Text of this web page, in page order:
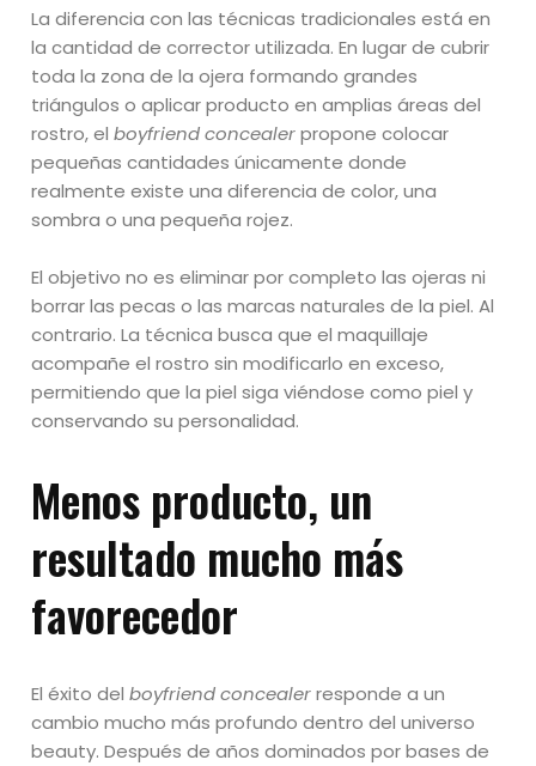
La diferencia con las técnicas tradicionales está en
la cantidad de corrector utilizada. En lugar de cubrir
toda la zona de la ojera formando grandes
triángulos o aplicar producto en amplias áreas del
rostro, elboyfriend concealerpropone colocar
pequeñas cantidades únicamente donde
realmente existe una diferencia de color, una
sombra o una pequeña rojez.
El objetivo no es eliminar por completo las ojeras ni
borrar las pecas o las marcas naturales de la piel. Al
contrario. La técnica busca que el maquillaje
acompañe el rostro sin modificarlo en exceso,
permitiendo que la piel siga viéndose como piel y
conservando su personalidad.
Menos producto, un
resultado mucho más
favorecedor
El éxito delboyfriend concealerresponde a un
cambio mucho más profundo dentro del universo
beauty. Después de años dominados por bases de